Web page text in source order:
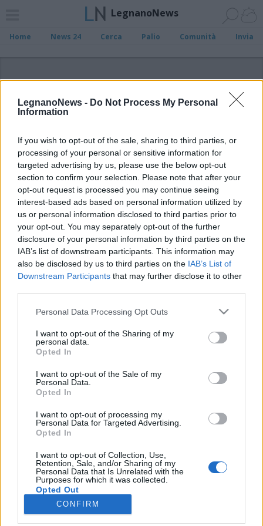
LegnanoNews - Do Not Process My Personal
Information
If you wish to opt-out of the sale, sharing to third parties, or
processing of your personal or sensitive information for
targeted advertising by us, please use the below opt-out
section to confirm your selection. Please note that after your
opt-out request is processed you may continue seeing
interest-based ads based on personal information utilized by
us or personal information disclosed to third parties prior to
your opt-out. You may separately opt-out of the further
disclosure of your personal information by third parties on the
IAB’s list of downstream participants. This information may
also be disclosed by us to third parties on the IAB’s List of
Downstream Participants that may further disclose it to other
Personal Data Processing Opt Outs
I want to opt-out of the Sharing of my
personal data.
Opted In
I want to opt-out of the Sale of my
Personal Data.
Opted In
I want to opt-out of processing my
Personal Data for Targeted Advertising.
Opted In
I want to opt-out of Collection, Use,
Retention, Sale, and/or Sharing of my
Personal Data that Is Unrelated with the
Purposes for which it was collected.
Opted Out
CONFIRM
LegnanoNews
Home News 24 Cerca Palio Comunità Invia
ADV
Archivio di "campionato studentesco di
calcio a 5"
Filtro per data
Non è stato trovato nessun articolo.
Vai al sito in modalità classica
Twitter
Legnanonews.com
Sito di informazione locale
Registrazione al Tribunale di Milano n° 639 del 23/10/08
Redazione: Via Matteotti, 3 (presso Famiglia Legnanese)
20025 Legnano (MI)
Cell.: +39.393.9013760
Email Direzione: direttore@legnanonews.com
Email Redazione: info@legnanonews.com
Pubblicità: commerciale@legnanonews.com
Tutti i contenuti originali sono di proprietà di LegnanoNews, ne è
consentito l'utilizzo citando il sito come fonte. Dei contenuti non originali
viene citata la fonte.